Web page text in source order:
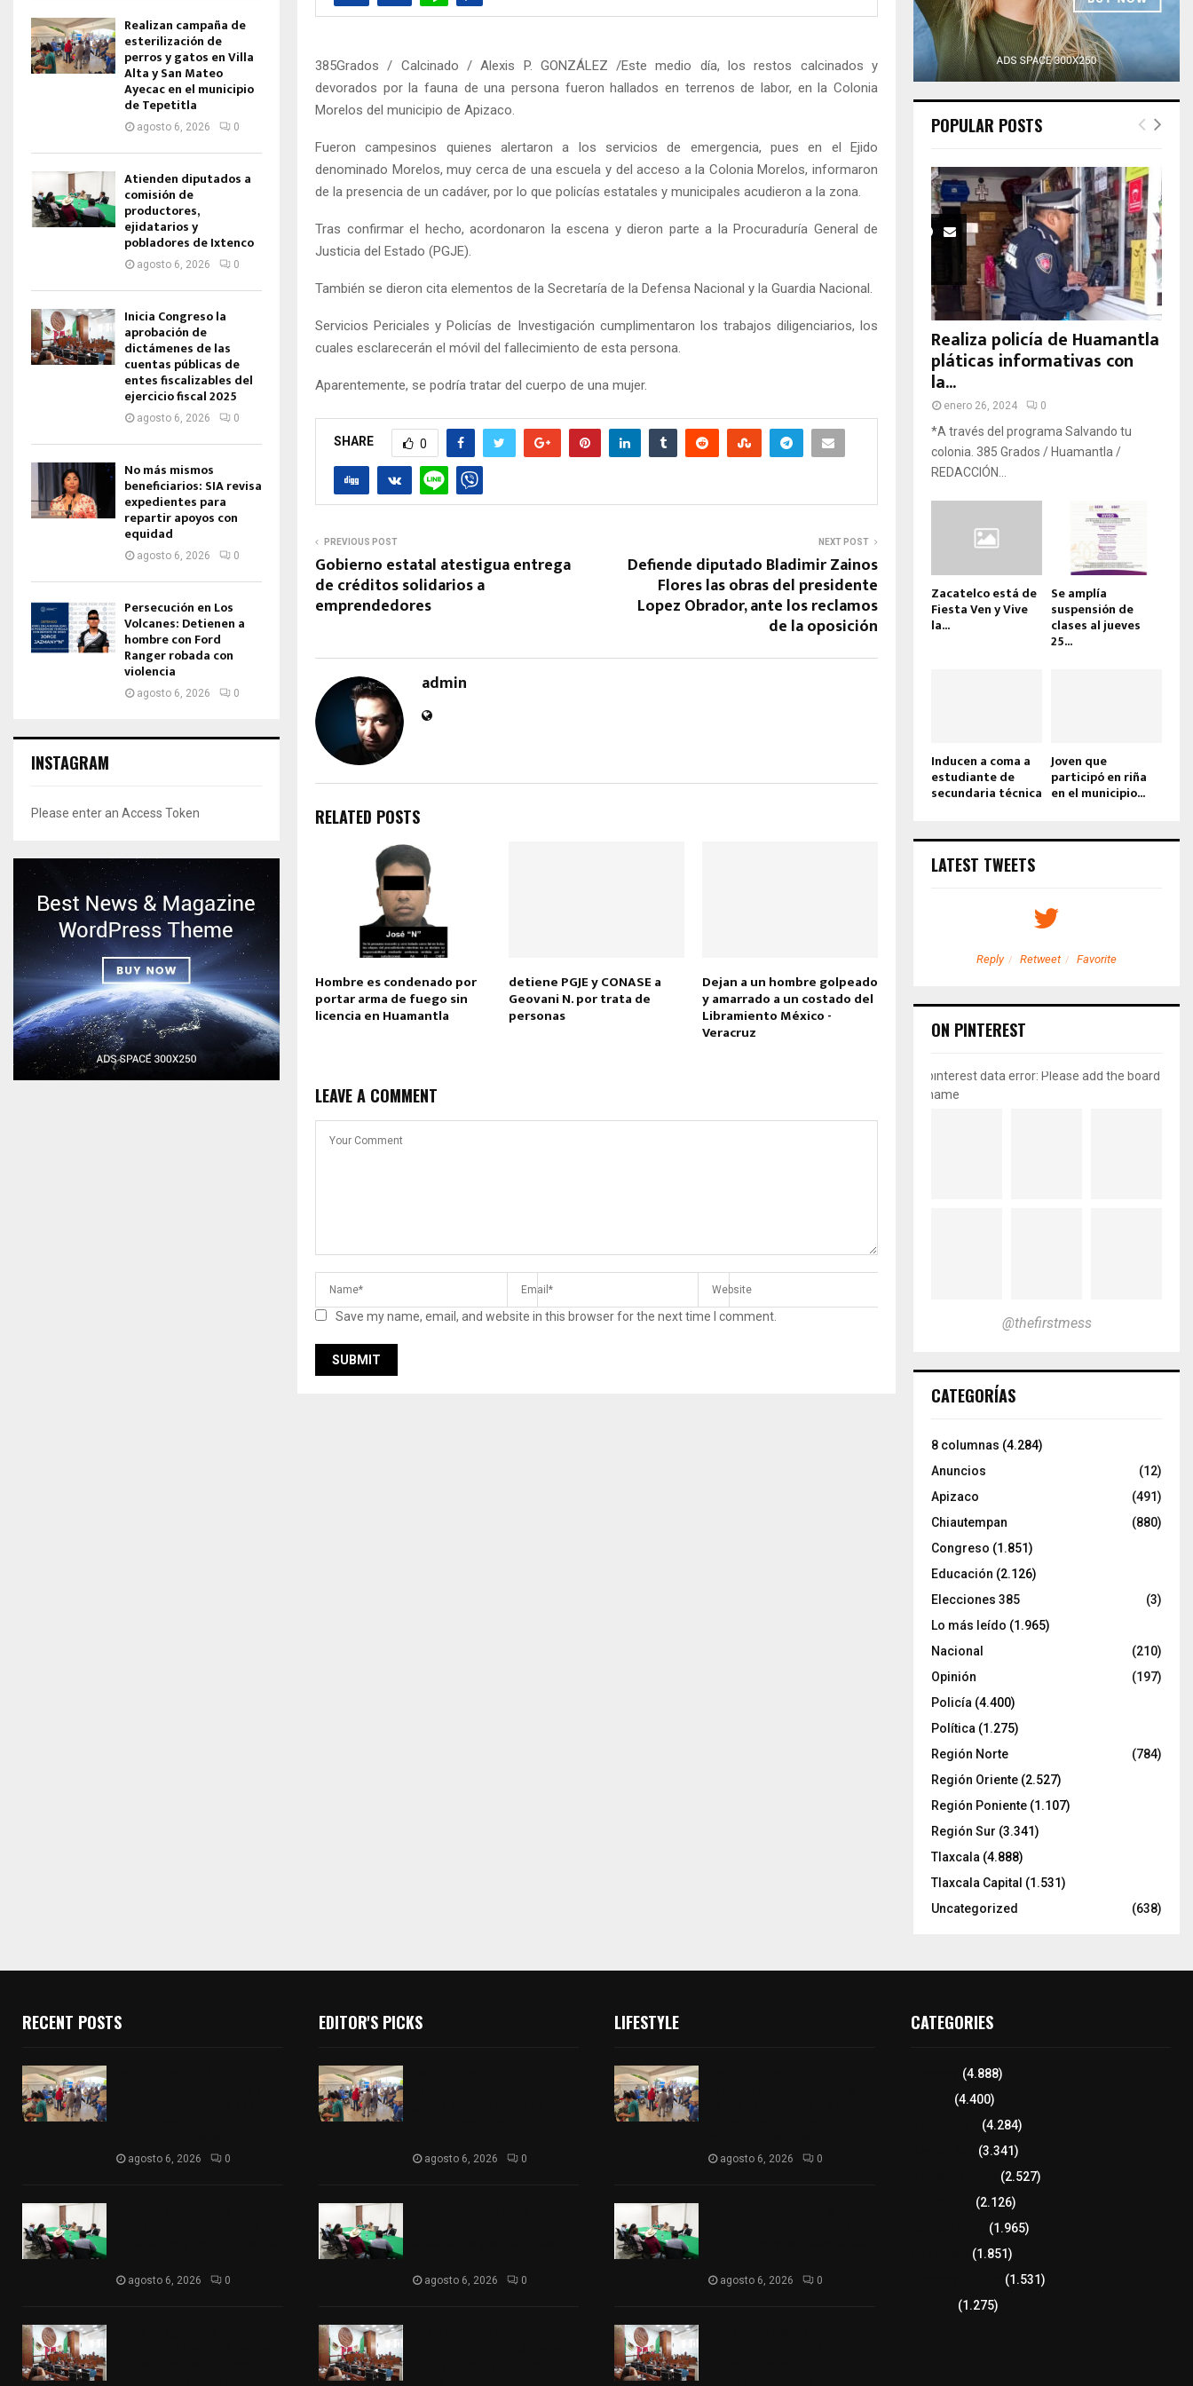
385Grados / Calcinado / Alexis P. GONZÁLEZ /Este medio día, los restos calcinados y
devorados por la fauna de una persona fueron hallados en terrenos de labor, en la Colonia
Morelos del municipio de Apizaco.
Fueron campesinos quienes alertaron a los servicios de emergencia, pues en el Ejido
denominado Morelos, muy cerca de una escuela y del acceso a la Colonia Morelos, informaron
de la presencia de un cadáver, por lo que policías estatales y municipales acudieron a la zona.
Tras confirmar el hecho, acordonaron la escena y dieron parte a la Procuraduría General de
Justicia del Estado (PGJE).
También se dieron cita elementos de la Secretaría de la Defensa Nacional y la Guardia Nacional.
Servicios Periciales y Policías de Investigación cumplimentaron los trabajos diligenciarios, los
cuales esclarecerán el móvil del fallecimiento de esta persona.
Aparentemente, se podría tratar del cuerpo de una mujer.
SHARE 0
PREVIOUS POST
Gobierno estatal atestigua entrega
de créditos solidarios a
emprendedores
NEXT POST
Defiende diputado Bladimir Zainos
Flores las obras del presidente
Lopez Obrador, ante los reclamos
de la oposición
admin
RELATED POSTS
Hombre es condenado por
portar arma de fuego sin
licencia en Huamantla
detiene PGJE y CONASE a
Geovani N. por trata de
personas
Dejan a un hombre golpeado
y amarrado a un costado del
Libramiento México -
Veracruz
LEAVE A COMMENT
Save my name, email, and website in this browser for the next time I comment.
Realizan campaña de
esterilización de
perros y gatos en Villa
Alta y San Mateo
Ayecac en el municipio
de Tepetitla
agosto 6, 2026 0
Atienden diputados a
comisión de
productores,
ejidatarios y
pobladores de Ixtenco
agosto 6, 2026 0
Inicia Congreso la
aprobación de
dictámenes de las
cuentas públicas de
entes fiscalizables del
ejercicio fiscal 2025
agosto 6, 2026 0
No más mismos
beneficiarios: SIA revisa
expedientes para
repartir apoyos con
equidad
agosto 6, 2026 0
Persecución en Los
Volcanes: Detienen a
hombre con Ford
Ranger robada con
violencia
agosto 6, 2026 0
INSTAGRAM
Please enter an Access Token
POPULAR POSTS
Realiza policía de Huamantla
pláticas informativas con
la...
enero 26, 2024 0
*A través del programa Salvando tu
colonia. 385 Grados / Huamantla /
REDACCIÓN...
Zacatelco está de
Fiesta Ven y Vive
la...
Se amplía
suspensión de
clases al jueves
25...
Inducen a coma a
estudiante de
secundaria técnica
Joven que
participó en riña
en el municipio...
LATEST TWEETS
Reply Retweet Favorite
ON PINTEREST
pinterest data error: Please add the board
name
@thefirstmess
CATEGORÍAS
8 columnas (4.284)
Anuncios
(12)
Apizaco
(491)
Chiautempan
(880)
Congreso (1.851)
Educación (2.126)
Elecciones 385
(3)
Lo más leído (1.965)
Nacional
(210)
Opinión
(197)
Policía (4.400)
Política (1.275)
Región Norte
(784)
Región Oriente (2.527)
Región Poniente (1.107)
Región Sur (3.341)
Tlaxcala (4.888)
Tlaxcala Capital (1.531)
Uncategorized
(638)
RECENT POSTS
agosto 6, 2026 0
agosto 6, 2026 0
EDITOR'S PICKS
agosto 6, 2026 0
agosto 6, 2026 0
LIFESTYLE
agosto 6, 2026 0
agosto 6, 2026 0
CATEGORIES
(4.888)
(4.400)
(4.284)
(3.341)
(2.527)
(2.126)
(1.965)
(1.851)
(1.531)
(1.275)